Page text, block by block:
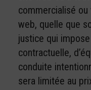
commercialisé
web, quelle que
justice qui
contractuelle,
conduite
sera limitée au